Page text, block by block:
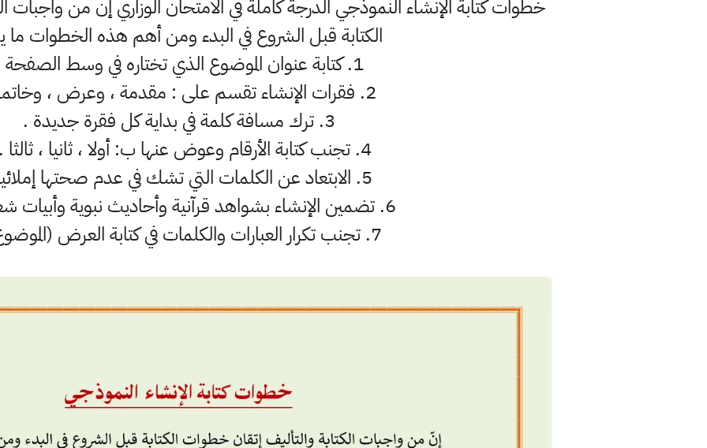
خطوات كتابة الإنشاء النموذجي الدرجة كاملة في الامتحان الوزاري إن من واجبات
الكتابة قبل الشروع في البدء ومن أهم هذه الخطوات ما
1. كتابة عنوان الموضوع الذي تختاره في وسط الصفحة .
2. فقرات الإنشاء تقسم على : مقدمة ، وعرض ، وخاتمة .
3. ترك مسافة كلمة في بداية كل فقرة جديدة .
4. تجنب كتابة الأرقام وعوض عنها ب: أولا ، ثانيا ، ثالثا ...
5. الابتعاد عن الكلمات التي تشك في عدم صحتها إملائيا .
6. تضمين الإنشاء بشواهد قرآنية وأحاديث نبوية وأبيات شعرية .
7. تجنب تكرار العبارات والكلمات في كتابة العرض (الموضوع) .